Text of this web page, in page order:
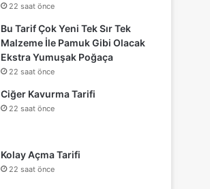
22 saat önce
Bu Tarif Çok Yeni Tek Sır Tek
Malzeme İle Pamuk Gibi Olacak
Ekstra Yumuşak Poğaça
22 saat önce
Ciğer Kavurma Tarifi
22 saat önce
Kolay Açma Tarifi
22 saat önce